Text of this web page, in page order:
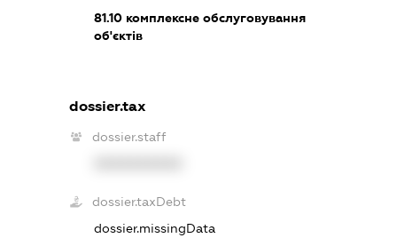
81.10 комплексне обслуговування
об'єктів
dossier.tax
dossier.staff
dossier.taxDebt
dossier.missingData